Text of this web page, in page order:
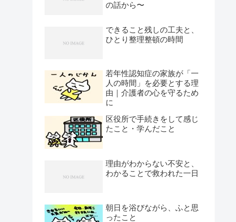
の話から〜
できること残しの工夫と、
ひとり整理整頓の時間
若年性認知症の家族が「一
人の時間」を必要とする理
由｜介護者の心を守るため
に
区役所で手続きをして感じ
たこと・学んだこと
理由がわからない不安と、
わかることで救われた一日
朝日を浴びながら、ふと思
ったこと